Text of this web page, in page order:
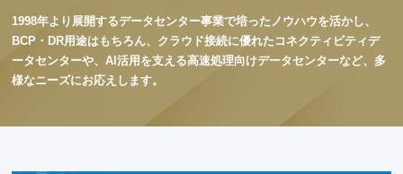
1998年より展開するデータセンター事業で培ったノウハウを活かし、
BCP・DR用途はもちろん、クラウド接続に優れたコネクティビティデ
ータセンターや、AI活用を支える高速処理向けデータセンターなど、多
様なニーズにお応えします。